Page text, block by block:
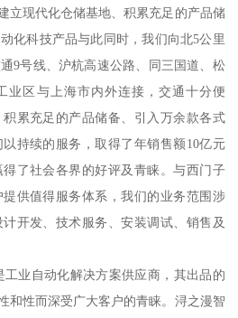
立现代化仓储基地、积累充足的产品储
化科技产品与此同时，我们向北5公里
9号线、沪杭高速公路、同三国道、松
业区与上海市内外连接，交通十分便
累充足的产品储备、引入万余款各式
持续的服务，取得了年销售额10亿元
了社会各界的好评及青睐。与西门子
供值得服务体系，我们的业务范围涉
开发、技术服务、安装调试、销售及
自动化解决方案供应商，其出品的
和性而深受广大客户的青睐。浔之漫智